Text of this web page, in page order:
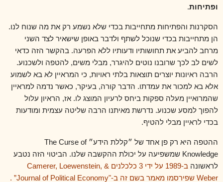
ופתיחות.
הסקרנות והפתיחות מתחייבות בכדי שלא נשמע רק את מה שנוח לנו.
הן מתחייבות בכדי שנוכל לשתף ולדבר באופן שישאיר לצד השני
מרחב להביע את תחושותיו ודעותיו ללא הפרעה. בהקשר הזה כדאי
לשים לב לכך שרובנו נוטים להיגרר, מבלי משים, להטפה ולשכנוע.
הרבה ראיונות יוצרים תוצאות בלתי ראויות, כי המראיין לא בא לשמוע
אלא בא למכור את עמדתו. הדבר קורה, בעיקר, כאשר נדמה למראיין
שהמרואיין מעלה ספקות ביחס לרעיון המוצג לו. אז, הראיון עלול
להפוך למסע שכנוע. נדרשת מאיתנו הרבה שליטה עצמית ומודעות
בכדי לראיין מבלי להטיף.
ההטפה היא רק פן אחד של ״קללת הידע״The Curse of
Knowledge שמשפיעה על יכולת ההקשבה שלנו. הביטוי הזה נטבע
לראשונה ב-1989 על ידי 3 כלכלנים
Camerer, Loewenstein, &
Weber שפירסמו מאמר בשם זה ב-”Journal of Political Economy"
.